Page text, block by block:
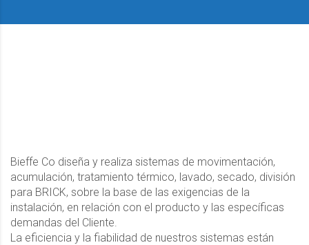
Bieffe Co diseña y realiza sistemas de movimentación,
acumulación, tratamiento térmico, lavado, secado, división
para BRICK, sobre la base de las exigencias de la
instalación, en relación con el producto y las específicas
demandas del Cliente.
La eficiencia y la fiabilidad de nuestros sistemas están